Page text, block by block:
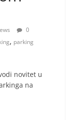
0
, parking
novitet u
na